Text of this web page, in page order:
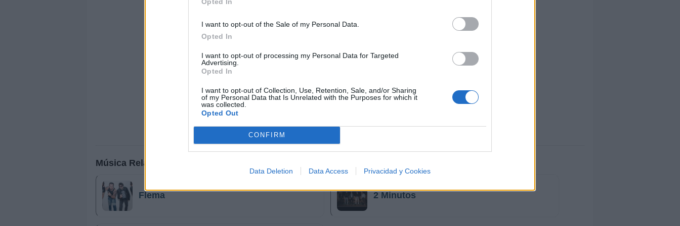
I want to opt-out of the Sale of my Personal Data.
Opted In
I want to opt-out of processing my Personal Data for Targeted
Advertising.
Opted In
I want to opt-out of Collection, Use, Retention, Sale, and/or Sharing
of my Personal Data that Is Unrelated with the Purposes for which it
was collected.
Opted Out
CONFIRM
Data Deletion Data Access Privacidad y Cookies
Música Relacionada
Flema 2 Minutos